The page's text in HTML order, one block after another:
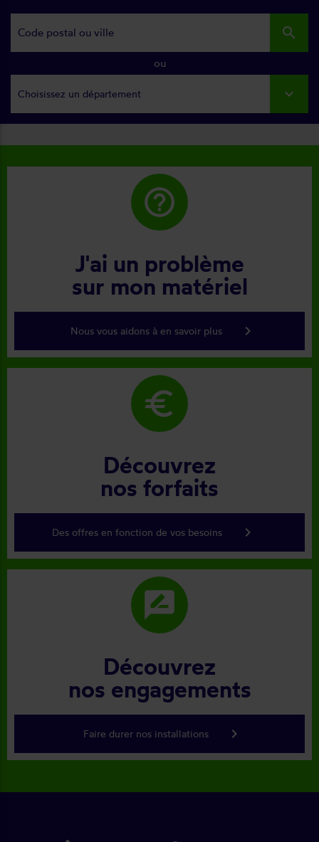
search
ou
Choisissez un département
help_outline
J'ai un problème
sur mon matériel
Nous vous aidons à en savoir plus keyboard_arrow_right
euro
Découvrez
nos forfaits
Des offres en fonction de vos besoins keyboard_arrow_right
rate_review
Découvrez
nos engagements
Faire durer nos installations keyboard_arrow_right